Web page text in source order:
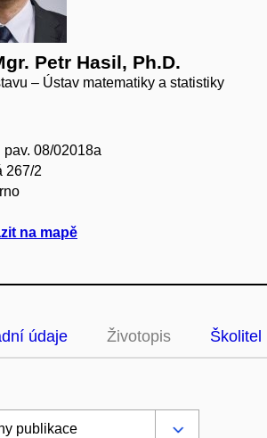
Petr Hasil, Ph.D.
– Ústav matematiky a statistiky
pav. 08/02018a
267/2
na mapě
údaje Životopis Školitel